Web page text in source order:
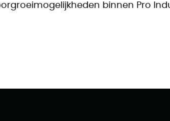
binnen Pro